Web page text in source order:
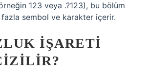
123 veya .?123), bu bölüm
sembol ve karakter içerir.
IŞARETI